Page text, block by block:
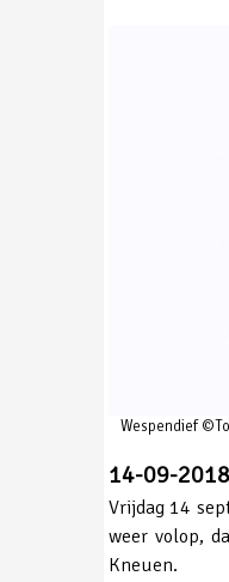
Wespendief
14-09-2018
Vrijdag 14
weer volop,
Kneuen.